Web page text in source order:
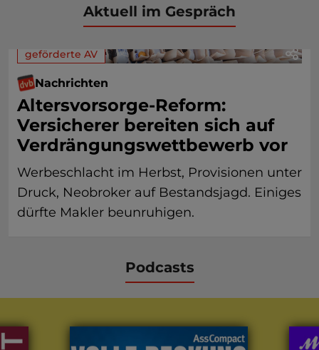
Aktuell im Gespräch
geförderte AV
Nachrichten
Altersvorsorge-Reform:
Versicherer bereiten sich auf
Verdrängungswettbewerb vor
Werbeschlacht im Herbst, Provisionen unter
Druck, Neobroker auf Bestandsjagd. Einiges
dürfte Makler beunruhigen.
Podcasts